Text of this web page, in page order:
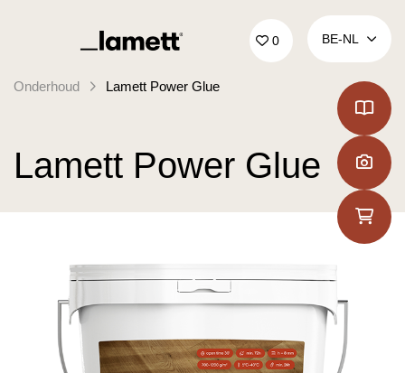
Terug naar home 0 BE‑NL
Onderhoud Lamett Power Glue
Lamett Power Glue